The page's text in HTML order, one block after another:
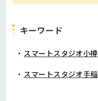
キーワード
スマートスタジオ小樽
スマートスタジオ手稲